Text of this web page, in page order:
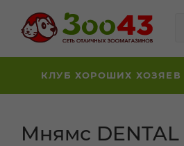
КЛУБ ХОРОШИХ ХОЗЯЕВ
Мнямс DENTAL